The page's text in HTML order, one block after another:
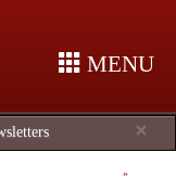
MENU
×